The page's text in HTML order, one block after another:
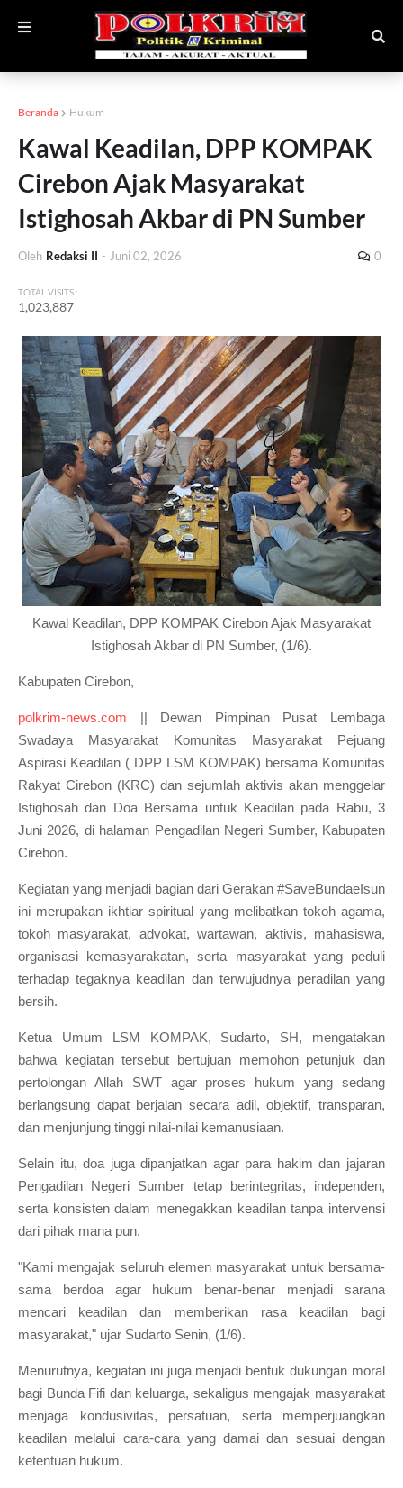
Beranda Hukum
Kawal Keadilan, DPP KOMPAK
Cirebon Ajak Masyarakat
Istighosah Akbar di PN Sumber
Oleh Redaksi II - Juni 02, 2026 0
TOTAL VISITS :
1,023,887
Kawal Keadilan, DPP KOMPAK Cirebon Ajak Masyarakat
Istighosah Akbar di PN Sumber, (1/6).
Kabupaten Cirebon,
polkrim-news.com || Dewan Pimpinan Pusat Lembaga
Swadaya Masyarakat Komunitas Masyarakat Pejuang
Aspirasi Keadilan ( DPP LSM KOMPAK) bersama Komunitas
Rakyat Cirebon (KRC) dan sejumlah aktivis akan menggelar
Istighosah dan Doa Bersama untuk Keadilan pada Rabu, 3
Juni 2026, di halaman Pengadilan Negeri Sumber, Kabupaten
Cirebon.
Kegiatan yang menjadi bagian dari Gerakan #SaveBundaeIsun
ini merupakan ikhtiar spiritual yang melibatkan tokoh agama,
tokoh masyarakat, advokat, wartawan, aktivis, mahasiswa,
organisasi kemasyarakatan, serta masyarakat yang peduli
terhadap tegaknya keadilan dan terwujudnya peradilan yang
bersih.
Ketua Umum LSM KOMPAK, Sudarto, SH, mengatakan
bahwa kegiatan tersebut bertujuan memohon petunjuk dan
pertolongan Allah SWT agar proses hukum yang sedang
berlangsung dapat berjalan secara adil, objektif, transparan,
dan menjunjung tinggi nilai-nilai kemanusiaan.
Selain itu, doa juga dipanjatkan agar para hakim dan jajaran
Pengadilan Negeri Sumber tetap berintegritas, independen,
serta konsisten dalam menegakkan keadilan tanpa intervensi
dari pihak mana pun.
"Kami mengajak seluruh elemen masyarakat untuk bersama-
sama berdoa agar hukum benar-benar menjadi sarana
mencari keadilan dan memberikan rasa keadilan bagi
masyarakat," ujar Sudarto Senin, (1/6).
Menurutnya, kegiatan ini juga menjadi bentuk dukungan moral
bagi Bunda Fifi dan keluarga, sekaligus mengajak masyarakat
menjaga kondusivitas, persatuan, serta memperjuangkan
keadilan melalui cara-cara yang damai dan sesuai dengan
ketentuan hukum.